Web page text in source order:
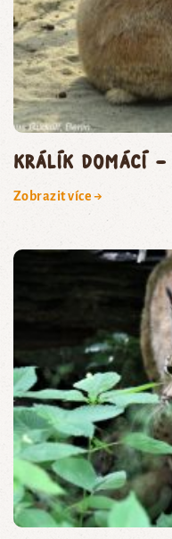
králík domácí
Zobrazit více →